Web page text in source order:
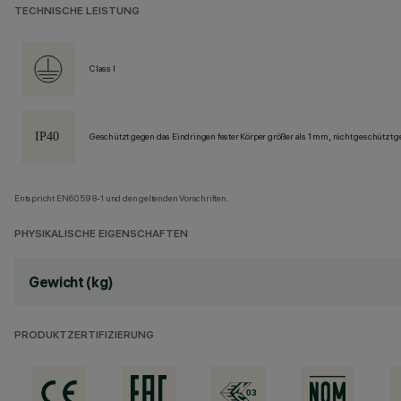
TECHNISCHE LEISTUNG
Class I
Geschützt gegen das Eindringen fester Körper größer als 1 mm, nicht geschützt
Entspricht EN60598-1 und den geltenden Vorschriften.
PHYSIKALISCHE EIGENSCHAFTEN
Gewicht (kg)
PRODUKTZERTIFIZIERUNG